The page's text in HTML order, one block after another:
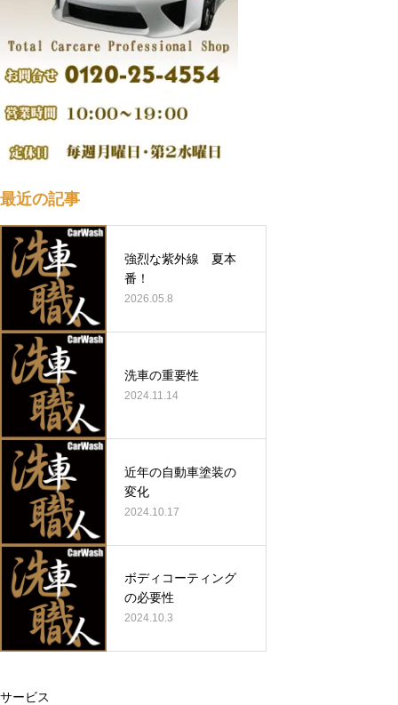
最近の記事
強烈な紫外線 夏本
番！
2026.05.8
洗車の重要性
2024.11.14
近年の自動車塗装の
変化
2024.10.17
ボディコーティング
の必要性
2024.10.3
サービス